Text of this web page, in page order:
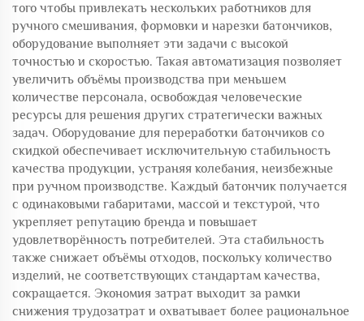
того чтобы привлекать нескольких работников для
ручного смешивания, формовки и нарезки батончиков,
оборудование выполняет эти задачи с высокой
точностью и скоростью. Такая автоматизация позволяет
увеличить объёмы производства при меньшем
количестве персонала, освобождая человеческие
ресурсы для решения других стратегически важных
задач. Оборудование для переработки батончиков со
скидкой обеспечивает исключительную стабильность
качества продукции, устраняя колебания, неизбежные
при ручном производстве. Каждый батончик получается
с одинаковыми габаритами, массой и текстурой, что
укрепляет репутацию бренда и повышает
удовлетворённость потребителей. Эта стабильность
также снижает объёмы отходов, поскольку количество
изделий, не соответствующих стандартам качества,
сокращается. Экономия затрат выходит за рамки
снижения трудозатрат и охватывает более рациональное